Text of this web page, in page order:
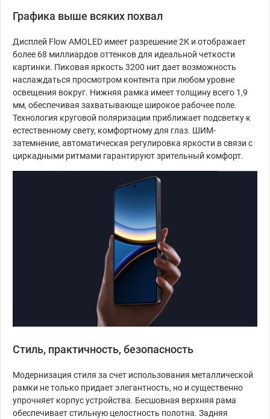
Графика выше всяких похвал
Дисплей Flow AMOLED имеет разрешение 2К и отображает
более 68 миллиардов оттенков для идеальной четкости
картинки. Пиковая яркость 3200 нит дает возможность
наслаждаться просмотром контента при любом уровне
освещения вокруг. Нижняя рамка имеет толщину всего 1,9
мм, обеспечивая захватывающе широкое рабочее поле.
Технология круговой поляризации приближает подсветку к
естественному свету, комфортному для глаз. ШИМ-
затемнение, автоматическая регулировка яркости в связи с
циркадными ритмами гарантируют зрительный комфорт.
Стиль, практичность, безопасность
Модернизация стиля за счет использования металлической
рамки не только придает элегантность, но и существенно
упрочняет корпус устройства. Бесшовная верхняя рама
обеспечивает стильную целостность полотна. Задняя